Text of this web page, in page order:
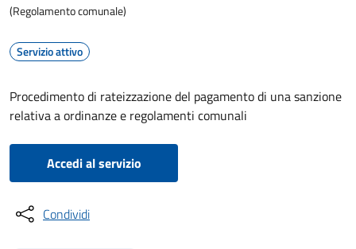
(Regolamento comunale)
Servizio attivo
Procedimento di rateizzazione del pagamento di una sanzione
relativa a ordinanze e regolamenti comunali
Accedi al servizio
Condividi